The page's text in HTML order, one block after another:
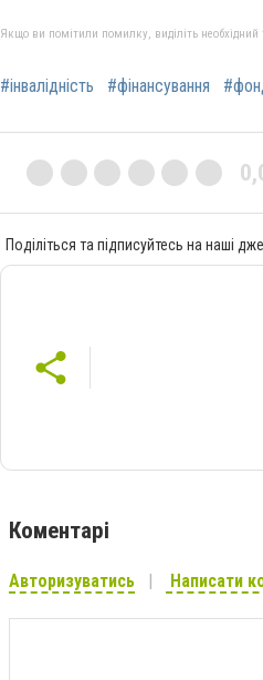
Якщо ви помітили помилку, виділіть
#інвалідність #фінансування
Поділіться та підписуйтесь на наші
Коментарі
Авторизуватись Написати